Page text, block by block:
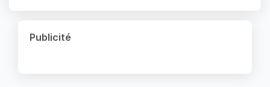
Publicité